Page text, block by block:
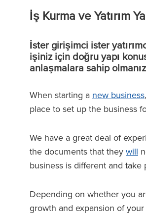
İş Kurma ve Yatırım
İster girişimci ister
işiniz için doğru yapı
anlaşmalara sahip
When starting a new business
place to set up the business
We have a great deal of
the documents that they will
business is different and
Depending on whether you
growth and expansion of